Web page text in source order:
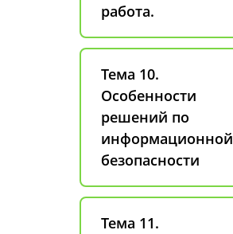
работа.
Тема 10.
Особенности
решений по
информационной
безопасности
Тема 11.